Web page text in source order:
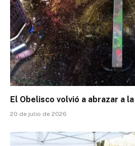
El Obelisco volvió a abrazar a
20 de julio de 2026